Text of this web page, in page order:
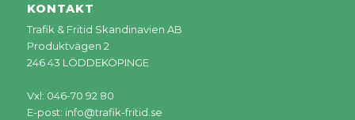
KONTAKT
Trafik & Fritid Skandinavien AB
Produktvägen 2
246 43 LÖDDEKÖPINGE
Vxl: 046-70 92 80
E-post: info@trafik-fritid.se